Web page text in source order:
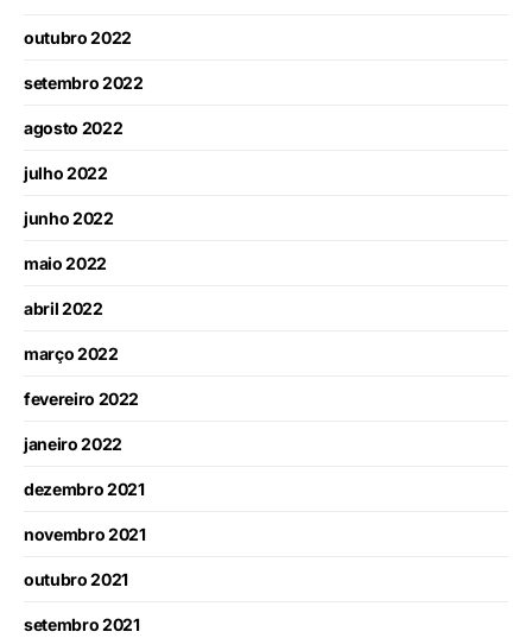
outubro 2022
setembro 2022
agosto 2022
julho 2022
junho 2022
maio 2022
abril 2022
março 2022
fevereiro 2022
janeiro 2022
dezembro 2021
novembro 2021
outubro 2021
setembro 2021